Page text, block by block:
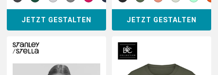
JETZT GESTALTEN JETZT GESTALTEN